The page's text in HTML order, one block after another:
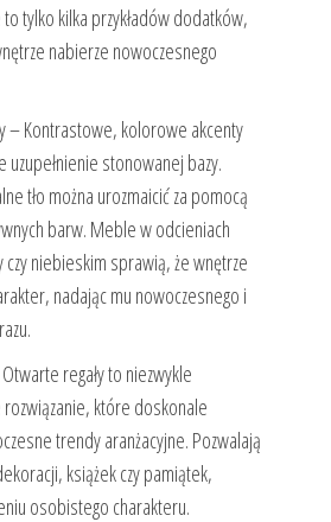
tylko kilka przykładów dodatków,
nabierze nowoczesnego
– Kontrastowe, kolorowe akcenty
uzupełnienie stonowanej bazy.
tło można urozmaicić za pomocą
barw. Meble w odcieniach
niebieskim sprawią, że wnętrze
nadając mu nowoczesnego i
regały to niezwykle
które doskonale
trendy aranżacyjne. Pozwalają
książek czy pamiątek,
osobistego charakteru.